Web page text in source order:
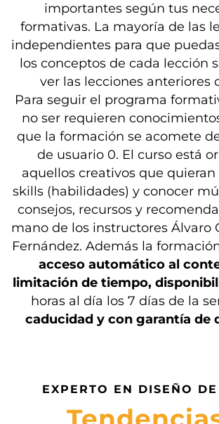
importantes según tus
formativas. La mayoría de las
independientes para que
los conceptos de cada lección
ver las lecciones anteriores
Para seguir el programa
no ser requieren
que la formación se acomete
de usuario 0. El curso está
aquellos creativos que
skills (habilidades) y conocer
consejos, recursos y
mano de los instructores Álvaro
Fernández. Además la
acceso automático al
limitación de tiempo,
horas al día los 7 días de la
caducidad y con garantía de
EXPERTO EN DISEÑO